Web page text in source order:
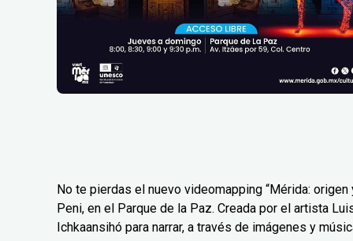
No te pierdas el nuevo videomapping “Mérida:
Peni, en el Parque de la Paz. Creada por el artista
Ichkaansihó para narrar, a través de imágenes y